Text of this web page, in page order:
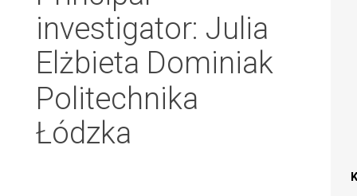
investigator: Julia
Elżbieta Dominiak
Politechnika
Łódzka